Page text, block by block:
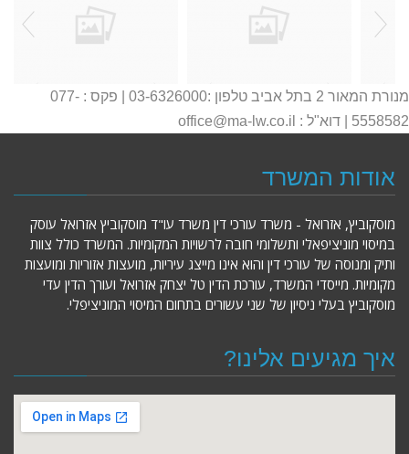
מנורת המאור 2 בתל אביב טלפון :03-6326000 | פקס : 077-
5558582 | דוא"ל : office@ma-lw.co.il
אודות המשרד
מוסקוביץ, אזרואל - משרד עורכי דין משרד עו"ד מוסקוביץ אזרואל עוסק
במיסוי מוניציפאלי ותשלומי חובה לרשויות המקומיות. המשרד כולל צוות
ותיק ומנוסה של עורכי דין והוא אינו מייצג עיריות, מועצות אזוריות ומועצות
מקומיות. מייסדי המשרד, עורכת הדין טל יצחק אזרואל ועורך הדין עדי
מוסקוביץ בעלי ניסיון של שני עשורים בתחום המיסוי המוניציפלי.
איך מגיעים אלינו?